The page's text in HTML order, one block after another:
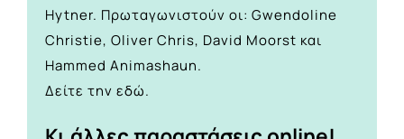
Hytner. Πρωταγωνιστούν οι: Gwendoline
Christie, Oliver Chris, David Moorst και
Hammed Animashaun.
Δείτε την εδώ.